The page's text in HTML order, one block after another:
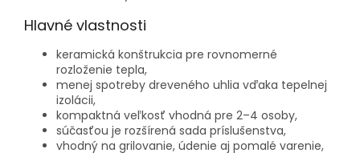
Hlavné vlastnosti
keramická konštrukcia pre rovnomerné
rozloženie tepla,
menej spotreby dreveného uhlia vďaka tepelnej
izolácii,
kompaktná veľkosť vhodná pre 2–4 osoby,
súčasťou je rozšírená sada príslušenstva,
vhodný na grilovanie, údenie aj pomalé varenie,